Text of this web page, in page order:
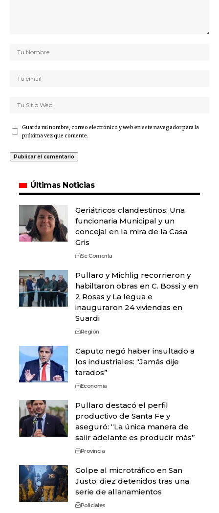
Guarda mi nombre, correo electrónico y web en este navegador para la
próxima vez que comente.
Últimas Noticias
Geriátricos clandestinos: Una
funcionaria Municipal y un
concejal en la mira de la Casa
Gris
Se Comenta
Pullaro y Michlig recorrieron y
habiltaron obras en C. Bossi y en
2 Rosas y La legua e
inauguraron 24 viviendas en
Suardi
Región
Caputo negó haber insultado a
los industriales: “Jamás dije
tarados”
Economía
Pullaro destacó el perfil
productivo de Santa Fe y
aseguró: “La única manera de
salir adelante es producir más”
Provincia
Golpe al microtráfico en San
Justo: diez detenidos tras una
serie de allanamientos
Policiales